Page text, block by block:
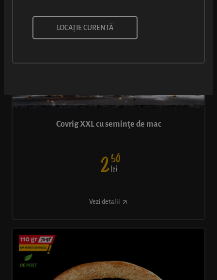
Covrig XXL cu semințe de mac
250
lei
Vezi detalii
LOCAȚIE CURENTĂ